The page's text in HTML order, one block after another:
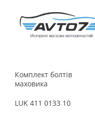
Комплект болтів
маховика
LUK 411 0133 10